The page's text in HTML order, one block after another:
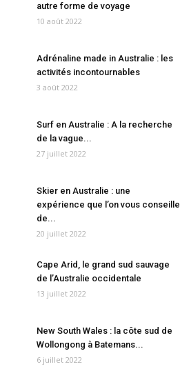
autre forme de voyage
10 août 2022
Adrénaline made in Australie : les
activités incontournables
3 août 2022
Surf en Australie : A la recherche
de la vague...
27 juillet 2022
Skier en Australie : une
expérience que l’on vous conseille
de...
20 juillet 2022
Cape Arid, le grand sud sauvage
de l’Australie occidentale
13 juillet 2022
New South Wales : la côte sud de
Wollongong à Batemans...
6 juillet 2022